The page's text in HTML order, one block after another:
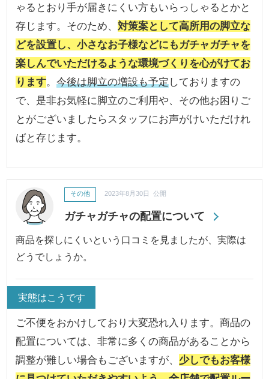
ゃるとおり手が届きにくい方もいらっしゃるとかと
存じます。そのため、対策案として高所用の脚立な
どを設置し、小さなお子様などにもガチャガチャを
楽しんでいただけるような環境づくりを心がけてお
ります。今後は脚立の増設も予定しておりますの
で、是非お気軽に脚立のご利用や、その他お困りご
とがございましたらスタッフにお声がけいただけれ
ばと存じます。
ガチャガチャの配置について
その他 2023年8月30日 公開
商品を探しにくいという口コミを見ましたが、実際は
どうでしょうか。
実態はこうです
ご不便をおかけしており大変恐れ入ります。商品の
配置については、非常に多くの商品があることから
調整が難しい場合もございますが、 少しでもお客様